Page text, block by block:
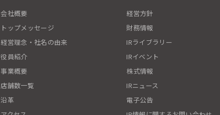
会社概要
トップメッセージ
経営理念・社名の由来
役員紹介
事業概要
店舗数一覧
沿革
経営方針
財務情報
IRライブラリー
IRイベント
株式情報
IRニュース
電子公告